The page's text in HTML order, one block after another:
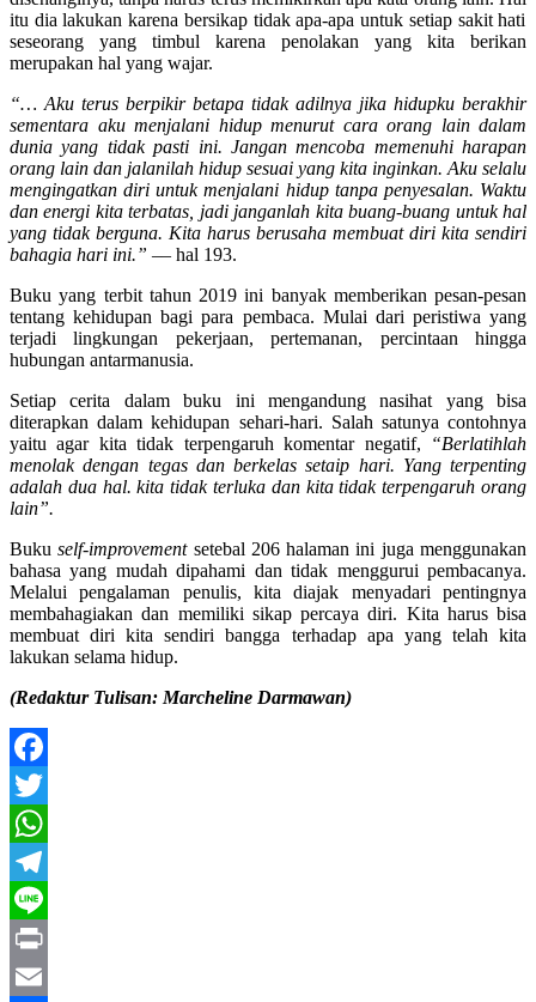
itu dia lakukan karena bersikap tidak apa-apa untuk setiap sakit hati
seseorang yang timbul karena penolakan yang kita
berikan
merupakan hal yang wajar.
“… Aku terus berpikir betapa tidak adilnya jika hidupku berakhir
sementara aku menjalani hidup menurut cara orang lain dalam
dunia yang tidak pasti ini. Jangan mencoba memenuhi harapan
orang lain dan jalanilah hidup sesuai yang kita inginkan. Aku selalu
mengingatkan diri untuk menjalani hidup tanpa penyesalan. Waktu
dan energi kita terbatas, jadi janganlah kita buang-buang untuk hal
yang tidak berguna. Kita harus berusaha membuat diri kita sendiri
bahagia hari ini.” –– hal 193.
Buku yang terbit tahun 2019 ini banyak memberikan pesan-pesan
tentang kehidupan bagi para pembaca. Mulai dari peristiwa yang
terjadi lingkungan pekerjaan, pertemanan, percintaan hingga
hubungan antarmanusia.
Setiap cerita dalam buku ini mengandung nasihat yang bisa
diterapkan dalam kehidupan sehari-hari. Salah satunya contohnya
yaitu agar kita tidak terpengaruh komentar negatif, “Berlatihlah
menolak dengan tegas dan berkelas setaip hari. Yang terpenting
adalah dua hal. kita tidak terluka dan kita tidak terpengaruh orang
lain”.
Bukuself-improvementsetebal 206 halaman ini juga menggunakan
bahasa yang mudah dipahami dan tidak menggurui pembacanya.
Melalui pengalaman penulis, kita diajak menyadari pentingnya
membahagiakan dan memiliki sikap percaya diri. Kita harus bisa
membuat diri kita sendiri bangga terhadap apa yang telah kita
lakukan selama hidup.
(Redaktur Tulisan: Marcheline Darmawan)
Facebook
Twitter
WhatsApp
Telegram
Line
Print